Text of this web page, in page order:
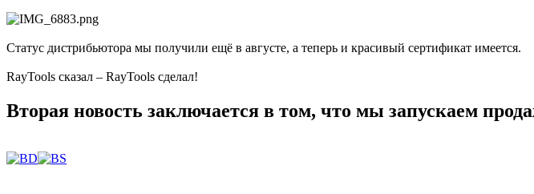
Статус дистрибьютора мы получили ещё в августе, а теперь и красивый сертификат имеется.
RayTools сказал – RayTools сделал!
Вторая новость заключается в том, что мы запускаем